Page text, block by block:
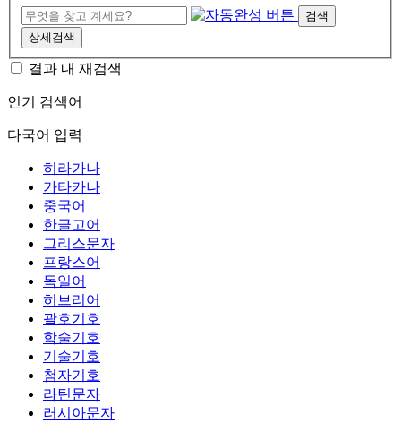
검색
상세검색
결과 내 재검색
인기 검색어
다국어 입력
히라가나
가타카나
중국어
한글고어
그리스문자
프랑스어
독일어
히브리어
괄호기호
학술기호
기술기호
첨자기호
라틴문자
러시아문자